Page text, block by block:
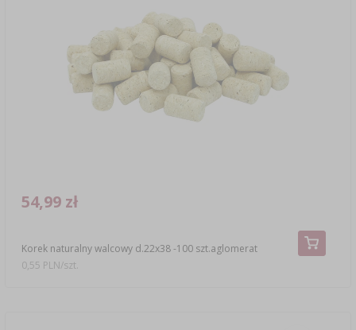
Korek naturalny walcowy d.22x38 -100 szt.aglomerat
54,99 zł
0,55 PLN/szt.